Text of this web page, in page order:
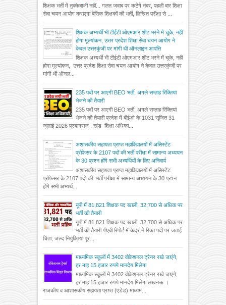
शिक्षक भर्ती में तुक्केबाजी नहीं... गलत जवाब पर कटेंगे नंबर, पहली बार शिक्षा
सेवा चयन आयोग कराएगा बेसिक शिक्षकों की भर्ती, लिखित परीक्षा से ...
शिक्षक अभ्यर्थी भी टीईटी ओएमआर शीट भरने में चूके, नहीं
होगा मूल्यांकन, उत्तर प्रदेश शिक्षा सेवा चयन आयोग ने
केवल उत्तरकुंजी पर मांगी थी ऑनलाइन आपत्ति
शिक्षक अभ्यर्थी भी टीईटी ओएमआर शीट भरने में चूके, नहीं
होगा मूल्यांकन, उत्तर प्रदेश शिक्षा सेवा चयन आयोग ने केवल उत्तरकुंजी पर
मांगी थी ऑनल...
235 पदों पर आएगी BEO भर्ती, अगले सप्ताह रिक्तियां
भेजने की तैयारी
235 पदों पर आएगी BEO भर्ती, अगले सप्ताह रिक्तियां
भेजने की तैयारी प्रदेश में बीईओ के 1031 सृजित 31
जुलाई 2026 प्रयागराज : खंड शिक्षा अधिका...
अशासकीय सहायता प्राप्त महाविद्यालयों में असिस्टेंट
प्रोफेसर के 2107 पदों की भर्ती परीक्षा में सामान्य अध्ययन
के 30 प्रश्न होंगे सभी अभ्यर्थियों के लिए अनिवार्य
अशासकीय सहायता प्राप्त महाविद्यालयों में असिस्टेंट
प्रोफेसर के 2107 पदों की भर्ती परीक्षा में सामान्य अध्ययन के 30 प्रश्न
होंगे सभी अभ्यर्थ...
यूपी में 81,821 शिक्षक पद खाली, 32,700 से अधिक पर
भर्ती की तैयारी
यूपी में 81,821 शिक्षक पद खाली, 32,700 से अधिक पर
भर्ती की तैयारी पीएबी रिपोर्ट में केंद्र ने रिक्त पदों पर जताई
चिंता, जल्द नियुक्तियां पूर...
माध्यमिक स्कूलों में 3402 वोकेशनल ट्रेनर रखे जाएंगे,
हर माह 15 हजार रुपये मानदेय मिलेगा
माध्यमिक स्कूलों में 3402 वोकेशनल ट्रेनर रखे जाएंगे,
हर माह 15 हजार रुपये मानदेय मिलेगा लखनऊ ।
राजकीय व आशासकीय सहायता प्राप्त (एडेड) माध्यम...